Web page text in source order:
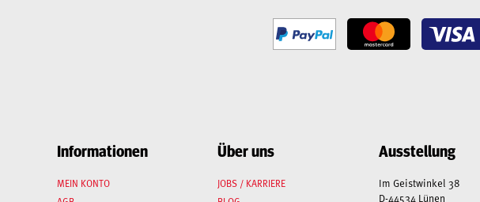
Informationen
MEIN KONTO
Über uns
JOBS / KARRIERE
Ausstellung
Im Geistwinkel 38
D-44534 Lünen